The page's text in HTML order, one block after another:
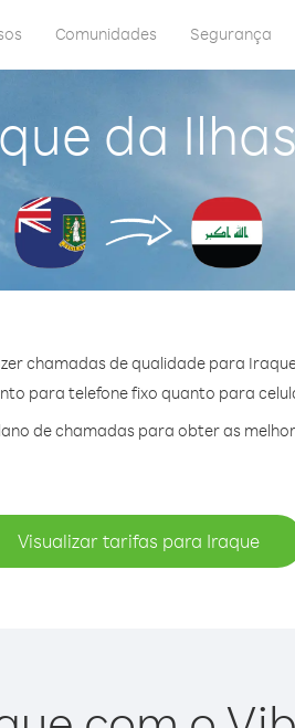
Comunidades Segurança
da
chamadas de qualidade para
para telefone fixo quanto para
de chamadas para obter as
Visualizar tarifas para Iraque